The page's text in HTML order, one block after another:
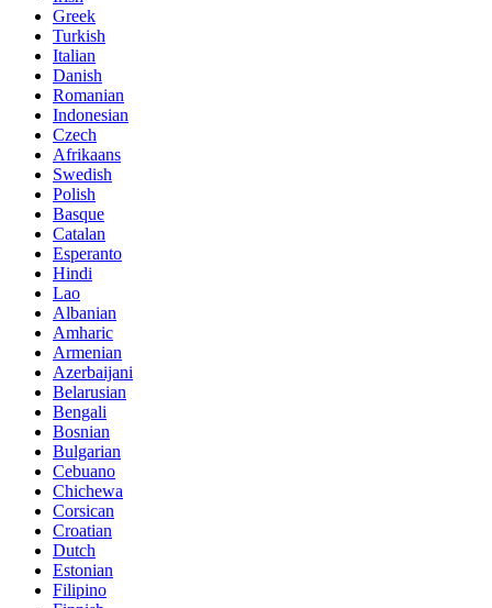
Greek
Turkish
Italian
Danish
Romanian
Indonesian
Czech
Afrikaans
Swedish
Polish
Basque
Catalan
Esperanto
Hindi
Lao
Albanian
Amharic
Armenian
Azerbaijani
Belarusian
Bengali
Bosnian
Bulgarian
Cebuano
Chichewa
Corsican
Croatian
Dutch
Estonian
Filipino